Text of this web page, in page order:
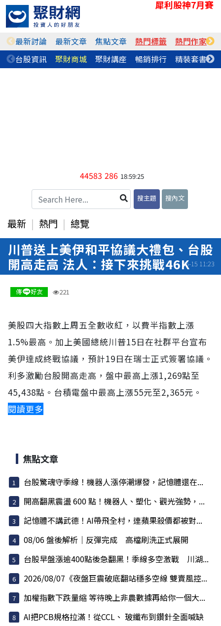
犀利股神7月賽
最新討論 最新文章 焦點文章 熱門標籤 熱門作家
台股資訊
聚財商城 聚財講座 暢銷排行 精裝套書
44583 286 18:59:25
搜主題 搜內文
最新 熱門 總覽
川普送上美伊和平協議大禮包、台股
開高走高 法人：接下來挑戰46K06-15 11:23
221
美股四大指數上周五全數收紅，以費半指數上漲
1.5%最高。加上美國總統川普15日在社群平台宣布
美伊達成終戰協議，預計19日在瑞士正式簽署協議。
利多激勵台股開高走高，盤中最高上漲1,269點至
45,438點。台積電盤中最高上漲55元至2,365元。
閱讀更多
焦點文章
台股驚魂守季線！機器人漲停潮爆發，記憶體還在...
開高翻黑震盪 600 點！機器人、塑化、觀光強勢，...
記憶體不講武德！AI帶飛全村，連蘋果殺價都被對...
08/06 盤後解析｜反彈完成 高檔刷洗正式展開
台股早盤漲逾400點後急翻黑！季線多空激戰 川湖...
2026/08/07《夜盤巨震破底翻站穩多空線 雙賣風控...
加權指數下跌量縮 等待晚上非農數據再給你一個大...
AI把PCB規格拉滿！從CCL、 玻纖布到鑽針全面喊缺